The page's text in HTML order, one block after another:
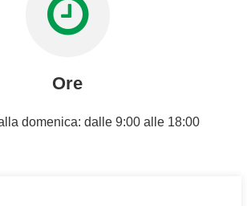
Ore
domenica: dalle 9:00 alle 18:00